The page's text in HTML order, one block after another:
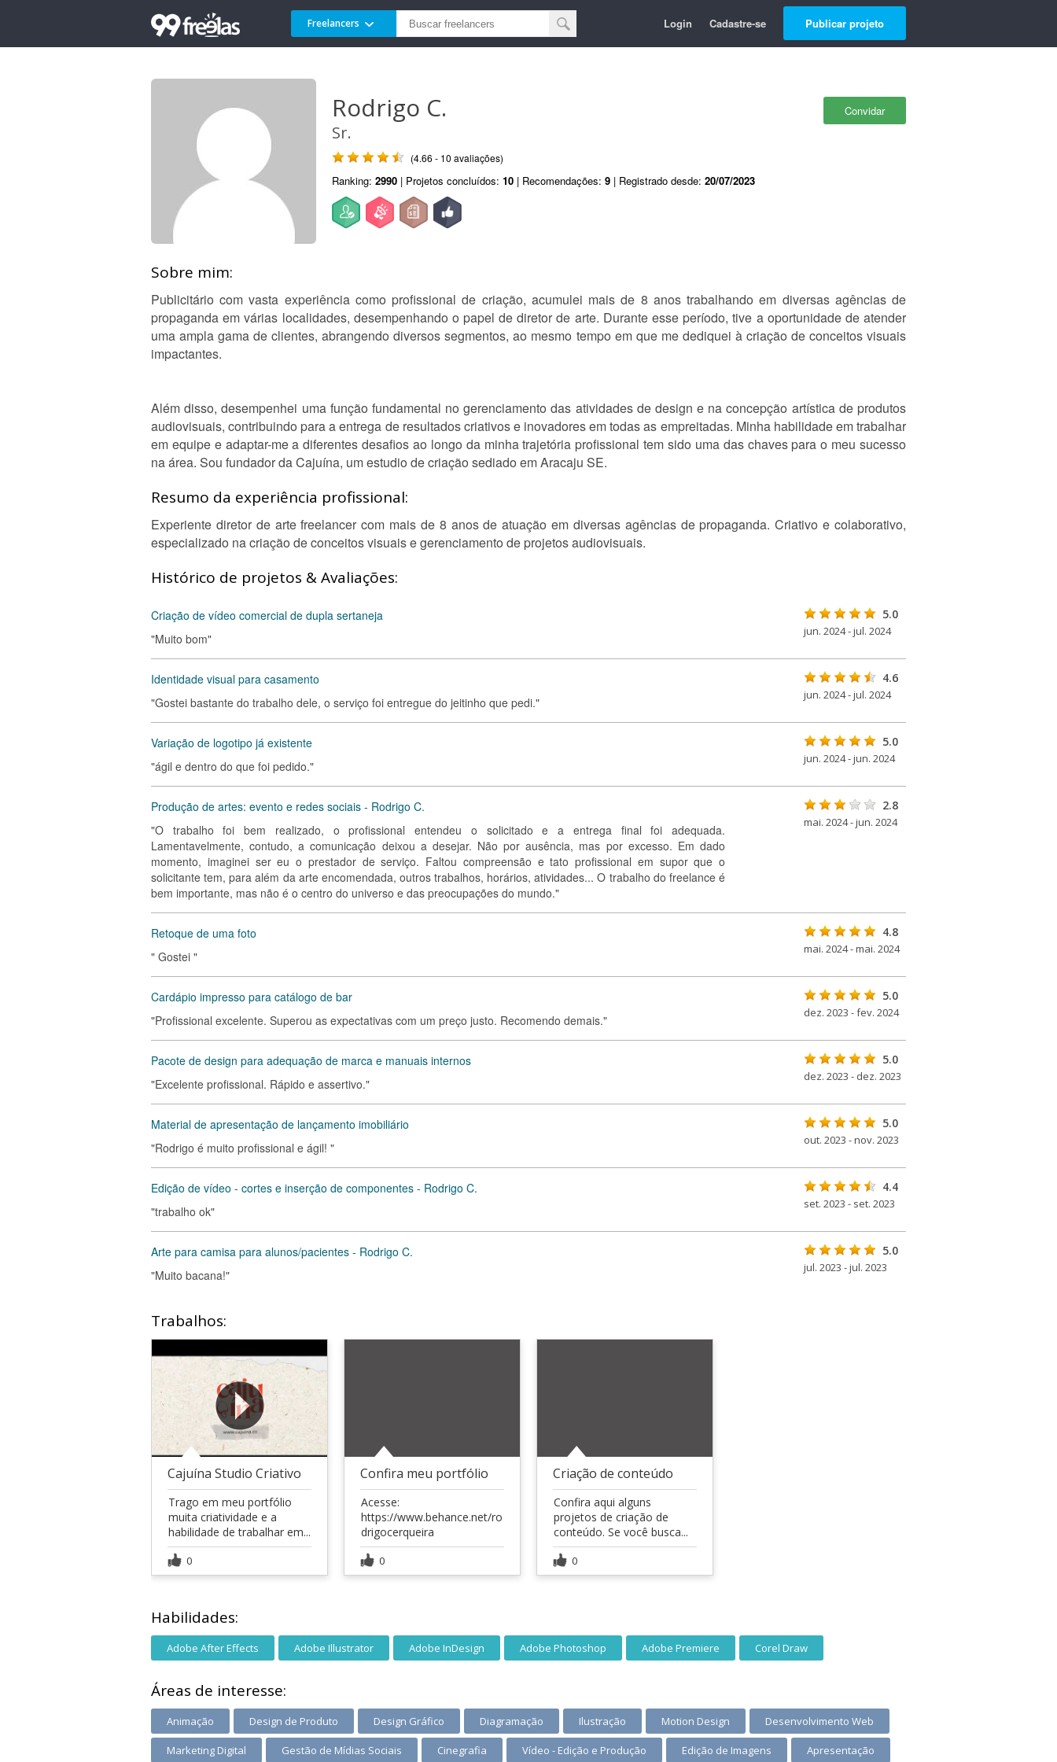
Freelancers Login Cadastre-se Publicar projeto
Convidar
Rodrigo C.
Sr.
(4.66 - 10 avaliações)
Ranking: 2990 | Projetos concluídos: 10 | Recomendações: 9 | Registrado desde: 20/07/2023
Sobre mim:
Publicitário com vasta experiência como profissional de criação, acumulei mais de 8 anos trabalhando em diversas agências de
propaganda em várias localidades, desempenhando o papel de diretor de arte. Durante esse período, tive a oportunidade de atender
uma ampla gama de clientes, abrangendo diversos segmentos, ao mesmo tempo em que me dediquei à criação de conceitos visuais
impactantes.
Além disso, desempenhei uma função fundamental no gerenciamento das atividades de design e na concepção artística de produtos
audiovisuais, contribuindo para a entrega de resultados criativos e inovadores em todas as empreitadas. Minha habilidade em trabalhar
em equipe e adaptar-me a diferentes desafios ao longo da minha trajetória profissional tem sido uma das chaves para o meu sucesso
na área. Sou fundador da Cajuína, um estudio de criação sediado em Aracaju SE.
Resumo da experiência profissional:
Experiente diretor de arte freelancer com mais de 8 anos de atuação em diversas agências de propaganda. Criativo e colaborativo,
especializado na criação de conceitos visuais e gerenciamento de projetos audiovisuais.
Histórico de projetos & Avaliações:
Criação de vídeo comercial de dupla sertaneja
"Muito bom"
5.0
jun. 2024 - jul. 2024
Identidade visual para casamento
"Gostei bastante do trabalho dele, o serviço foi entregue do jeitinho que pedi."
4.6
jun. 2024 - jul. 2024
Variação de logotipo já existente
"ágil e dentro do que foi pedido."
5.0
jun. 2024 - jun. 2024
Produção de artes: evento e redes sociais - Rodrigo C.
"O trabalho foi bem realizado, o profissional entendeu o solicitado e a entrega final foi adequada.
Lamentavelmente, contudo, a comunicação deixou a desejar. Não por ausência, mas por excesso. Em dado
momento, imaginei ser eu o prestador de serviço. Faltou compreensão e tato profissional em supor que o
solicitante tem, para além da arte encomendada, outros trabalhos, horários, atividades... O trabalho do freelance é
bem importante, mas não é o centro do universo e das preocupações do mundo."
2.8
mai. 2024 - jun. 2024
Retoque de uma foto
" Gostei "
4.8
mai. 2024 - mai. 2024
Cardápio impresso para catálogo de bar
"Profissional excelente. Superou as expectativas com um preço justo. Recomendo demais."
5.0
dez. 2023 - fev. 2024
Pacote de design para adequação de marca e manuais internos
"Excelente profissional. Rápido e assertivo."
5.0
dez. 2023 - dez. 2023
Material de apresentação de lançamento imobiliário
"Rodrigo é muito profissional e ágil! "
5.0
out. 2023 - nov. 2023
Edição de vídeo - cortes e inserção de componentes - Rodrigo C.
"trabalho ok"
4.4
set. 2023 - set. 2023
Arte para camisa para alunos/pacientes - Rodrigo C.
"Muito bacana!"
5.0
jul. 2023 - jul. 2023
Trabalhos:
Cajuína Studio Criativo
Trago em meu portfólio
muita criatividade e a
habilidade de trabalhar em...
0
Confira meu portfólio
Acesse:
https://www.behance.net/ro
drigocerqueira
0
Criação de conteúdo
Confira aqui alguns
projetos de criação de
conteúdo. Se você busca...
0
Habilidades:
Adobe After Effects Adobe Illustrator Adobe InDesign Adobe Photoshop Adobe Premiere Corel Draw
Áreas de interesse:
Animação Design de Produto Design Gráfico Diagramação Ilustração Motion Design Desenvolvimento Web
Marketing Digital Gestão de Mídias Sociais Cinegrafia Vídeo - Edição e Produção Edição de Imagens Apresentação